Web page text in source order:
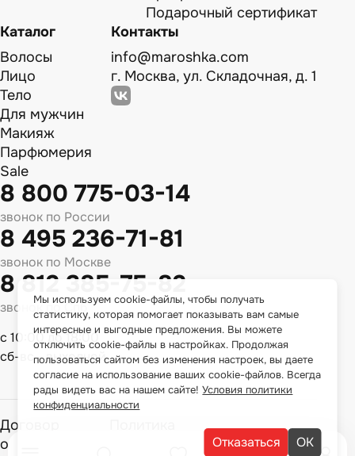
Подарочный сертификат
Каталог
Волосы
Лицо
Тело
Для мужчин
Макияж
Парфюмерия
Sale
Контакты
info@maroshka.com
г. Москва, ул. Складочная, д. 1
8 800 775-03-14
звонок по России
8 495 236-71-81
звонок по Москве
8 812 385-75-82
звонок по Спб
с 10:00 до 18:00
сб-вс - выходной
Договор
оферты
конфиденциальности
Мы используем cookie-файлы, чтобы получать
статистику, которая помогает показывать вам самые
интересные и выгодные предложения. Вы можете
отключить cookie-файлы в настройках. Продолжая
пользоваться сайтом без изменения настроек, вы даете
согласие на использование ваших cookie-файлов. Всегда
рады видеть вас на нашем сайте!Условия политики
конфиденциальности
Отказаться ОК